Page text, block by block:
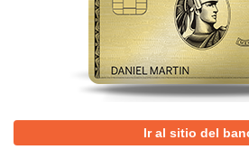
Ir al sitio del